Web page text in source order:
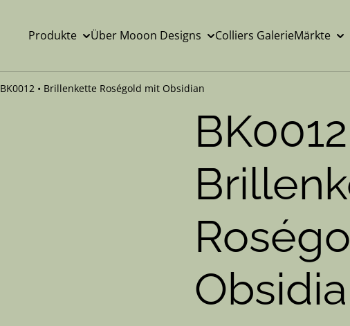
Produkte Über Mooon Designs Colliers GalerieMärkte
BK0012 • Brillenkette Roségold mit Obsidian
BK0012